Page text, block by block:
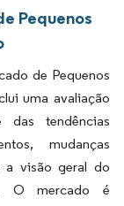
Pequenos
de Pequenos
uma avaliação
tendências
mudanças
a visão geral do
O mercado é